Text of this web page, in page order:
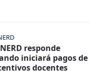
responde
iniciará pagos de
docentes